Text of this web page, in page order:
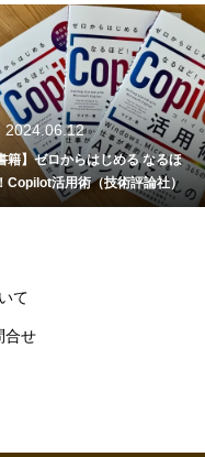
2024.06.12
籍】ゼロからはじめる なるほ
Copilot活用術（技術評論社）
て
合せ